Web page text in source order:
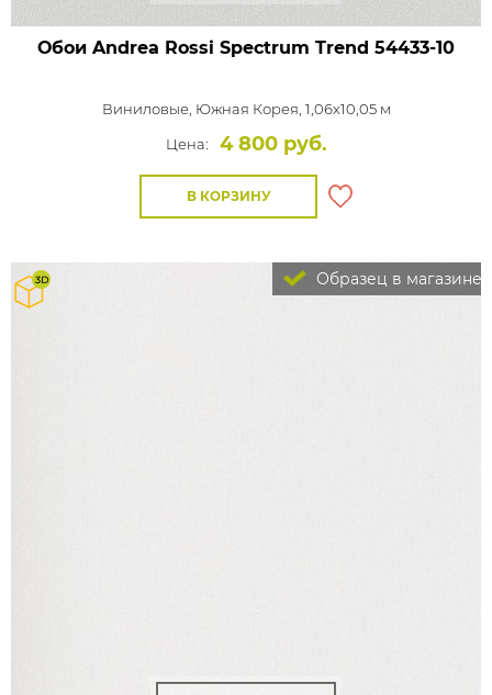
Обои Andrea Rossi Spectrum Trend 54433-10
Виниловые, Южная Корея, 1,06x10,05 м
Цена:
4 800 руб.
В КОРЗИНУ
Образец в магазине